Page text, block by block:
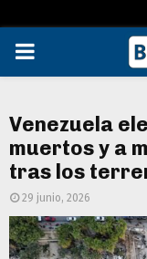
PRIMARY
Venezuela
muertos y a
tras los
29 junio, 2026